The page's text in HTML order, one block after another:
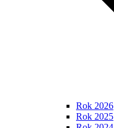
Rok 2026
Rok 2025